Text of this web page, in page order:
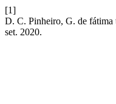
[1]
D. C. Pinheiro, G. de
set. 2020.